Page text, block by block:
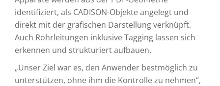
identifiziert, als CADISON-Objekte angelegt und
direkt mit der grafischen Darstellung verknüpft.
Auch Rohrleitungen inklusive Tagging lassen sich
erkennen und strukturiert aufbauen.
„Unser Ziel war es, den Anwender bestmöglich zu
unterstützen, ohne ihm die Kontrolle zu nehmen“,